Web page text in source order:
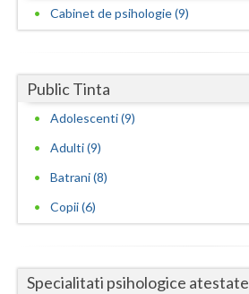
Cabinet de psihologie (9)
Public Tinta
Adolescenti (9)
Adulti (9)
Batrani (8)
Copii (6)
Specialitati psihologice atestate